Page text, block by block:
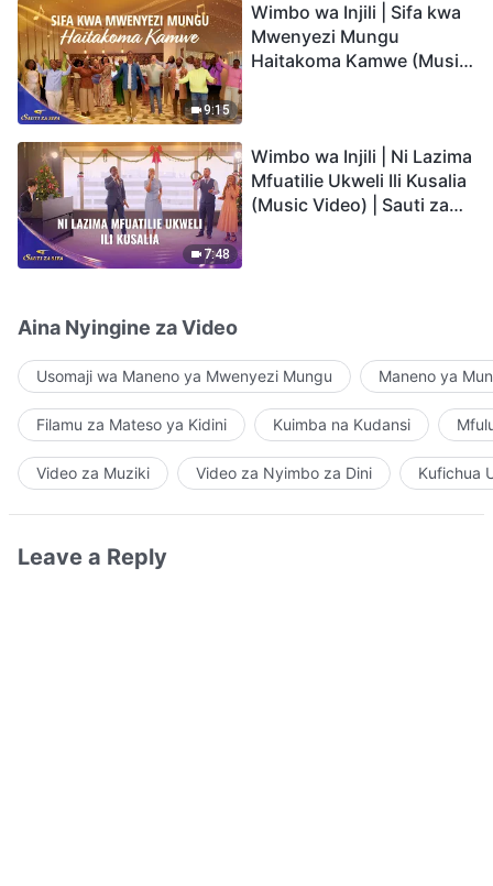
9:15
Wimbo wa Injili | Sifa kwa
Mwenyezi Mungu
Haitakoma Kamwe (Music
7:48
Wimbo wa Injili | Ni Lazima
Mfuatilie Ukweli Ili Kusalia
(Music Video) | Sauti za
Aina Nyingine za Video
Usomaji wa Maneno ya Mwenyezi Mungu Maneno ya
Filamu za Mateso ya Kidini Kuimba na Kudansi
Video za Muziki Video za Nyimbo za Dini Kufichua
Leave a Reply